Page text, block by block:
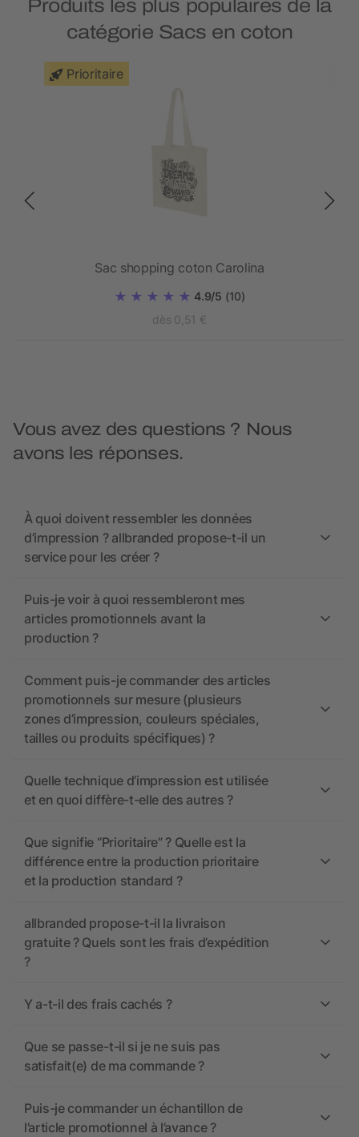
Produits les plus populaires de la
catégorie Sacs en coton
Prioritaire
Sac shopping coton Carolina
4.9/5 (10)
dès 0,51 €
Vous avez des questions ? Nous
avons les réponses.
À quoi doivent ressembler les données
d’impression ? allbranded propose-t-il un
service pour les créer ?
Puis-je voir à quoi ressembleront mes
articles promotionnels avant la
production ?
Comment puis-je commander des articles
promotionnels sur mesure (plusieurs
zones d’impression, couleurs spéciales,
tailles ou produits spécifiques) ?
Quelle technique d’impression est utilisée
et en quoi diffère-t-elle des autres ?
Que signifie “Prioritaire” ? Quelle est la
différence entre la production prioritaire
et la production standard ?
allbranded propose-t-il la livraison
gratuite ? Quels sont les frais d’expédition
?
Y a-t-il des frais cachés ?
Que se passe-t-il si je ne suis pas
satisfait(e) de ma commande ?
Puis-je commander un échantillon de
l’article promotionnel à l’avance ?